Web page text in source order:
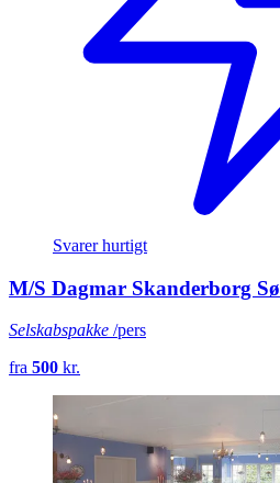
Svarer hurtigt
M/S Dagmar Skanderborg Sø
Selskabspakke /pers
fra 500 kr.